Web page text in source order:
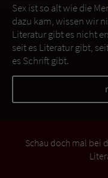
Sex ist so alt wie die
dazu kam, wissen wir
Literatur gibt es nicht
seit es Literatur gibt,
es Schrift gibt.
Schau doch mal bei